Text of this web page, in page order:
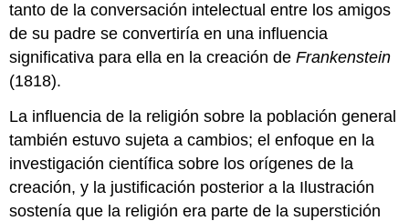
tanto de la conversación intelectual entre los amigos
de su padre se convertiría en una influencia
significativa para ella en la creación deFrankenstein
(1818).
La influencia de la religión sobre la población general
también estuvo sujeta a cambios; el enfoque en la
investigación científica sobre los orígenes de la
creación, y la justificación posterior a la Ilustración
sostenía que la religión era parte de la superstición